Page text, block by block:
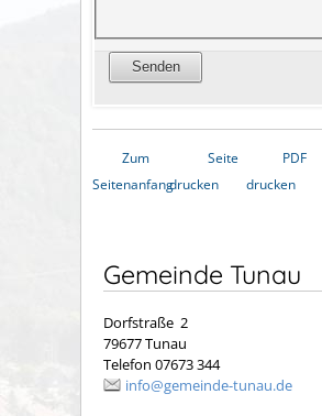
Zum
Seitenanfang
Seite
drucken
PDF
drucken
Gemeinde Tunau
Dorfstraße 2
79677 Tunau
Telefon 07673 344
info@gemeinde-tunau.de